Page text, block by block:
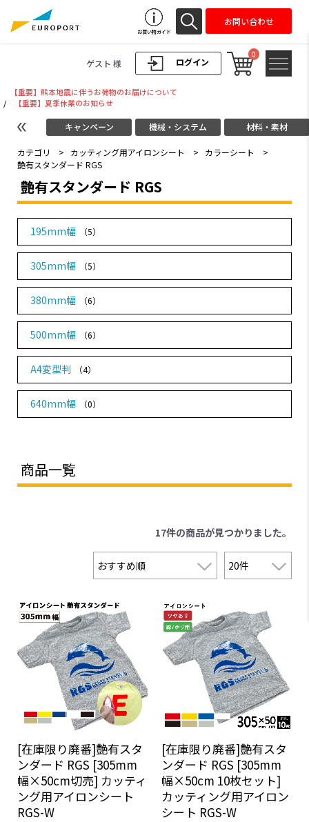
ログイン
ゲスト 様
0
お買い物ガイド
お問い合わせ
【重要】熊本地震に伴うお荷物のお届けについて
/
【重要】夏季休業のお知らせ
キャンペーン 機械・システム 材料・素材
カテゴリ > カッティング用アイロンシート > カラーシート
>
艶有スタンダード RGS
艶有スタンダード RGS
195mm幅 （5）
305mm幅 （5）
380mm幅 （6）
500mm幅 （6）
A4変型判 （4）
640mm幅 （0）
商品一覧
17件の商品が見つかりました。
[在庫限り廃番]艶有スタ
ンダード RGS [305mm
幅×50cm切売] カッティ
ング用アイロンシート
RGS-W
[在庫限り廃番]艶有スタ
ンダード RGS [305mm
幅×50cm 10枚セット]
カッティング用アイロン
シート RGS-W